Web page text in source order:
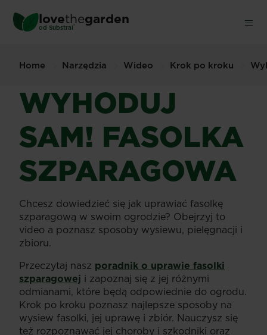
main
lovethegarden
od Substral ®
Home Narzędzia Wideo Krok po kroku
WYHODUJ
SAM! FASOLKA
SZPARAGOWA
Chcesz dowiedzieć się jak uprawiać fasolkę
szparagową w swoim ogrodzie? Obejrzyj to
video a poznasz sposoby wysiewu, pielęgnacji i
zbioru.
Przeczytaj nasz poradnik o uprawie fasolki
szparagowej i zapoznaj się z jej różnymi
odmianami, które będą odpowiednie do ogrodu.
Krok po kroku poznasz najlepsze sposoby na
wysiew fasolki, jej uprawę i zbiór. Nauczysz się
też rozpoznawać jej choroby i szkodniki oraz